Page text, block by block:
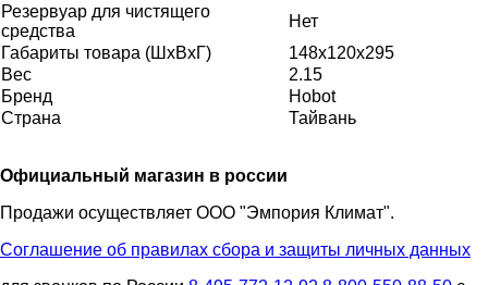
Резервуар для чистящего
средства
Нет
Габариты товара (ШxВxГ)
148x120x295
Вес
2.15
Бренд
Hobot
Страна
Тайвань
Официальный магазин в россии
Продажи осуществляет ООО "Эмпория Климат".
Соглашение об правилах сбора и защиты личных данных